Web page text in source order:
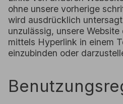
ohne unsere vorherige
wird ausdrücklich
unzulässig, unsere
mittels Hyperlink in einem
einzubinden oder